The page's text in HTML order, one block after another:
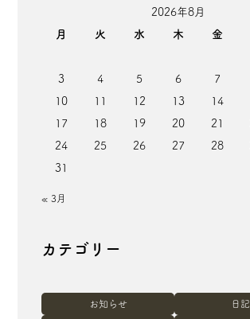
2026年8月
月
火 水 木 金
3
4 5 6 7
10
11 12 13 14
17
18 19 20 21
24
25 26 27 28
31
« 3月
カテゴリー
お知らせ 日記